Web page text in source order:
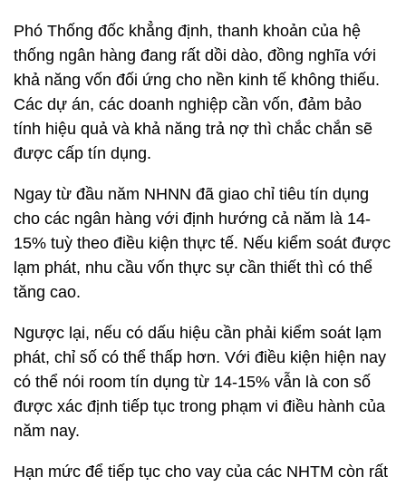
Phó Thống đốc khẳng định, thanh khoản của hệ
thống ngân hàng đang rất dồi dào, đồng nghĩa với
khả năng vốn đối ứng cho nền kinh tế không thiếu.
Các dự án, các doanh nghiệp cần vốn, đảm bảo
tính hiệu quả và khả năng trả nợ thì chắc chắn sẽ
được cấp tín dụng.
Ngay từ đầu năm NHNN đã giao chỉ tiêu tín dụng
cho các ngân hàng với định hướng cả năm là 14-
15% tuỳ theo điều kiện thực tế. Nếu kiểm soát được
lạm phát, nhu cầu vốn thực sự cần thiết thì có thể
tăng cao.
Ngược lại, nếu có dấu hiệu cần phải kiểm soát lạm
phát, chỉ số có thể thấp hơn. Với điều kiện hiện nay
có thể nói room tín dụng từ 14-15% vẫn là con số
được xác định tiếp tục trong phạm vi điều hành của
năm nay.
Hạn mức để tiếp tục cho vay của các NHTM còn rất